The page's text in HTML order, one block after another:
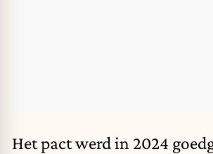
Het pact werd in 2024